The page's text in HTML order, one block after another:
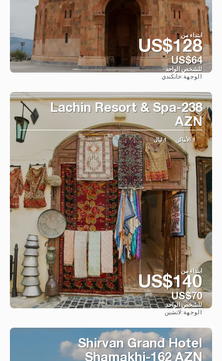
ابتداء من
US$128
US$64
للشخص الواحد
الوجهة:خانكندي
Lachin Resort & Spa-238
AZN
1 الأماكن 1 ليال
ابتداء من
US$140
US$70
للشخص الواحد
الوجهة:لاتشين
Shirvan Grand Hotel
Shamakhi-162 AZN